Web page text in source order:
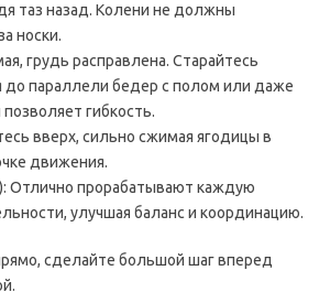
таз назад. Колени не должны
носки.
грудь расправлена. Старайтесь
до параллели бедер с полом или даже
гибкость.
вверх, сильно сжимая ягодицы в
движения.
Отлично прорабатывают каждую
улучшая баланс и координацию.
сделайте большой шаг вперед